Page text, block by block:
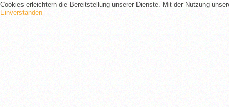
Cookies erleichtern die Bereitstellung unserer Dienste. Mit der Nutzung
Einverstanden